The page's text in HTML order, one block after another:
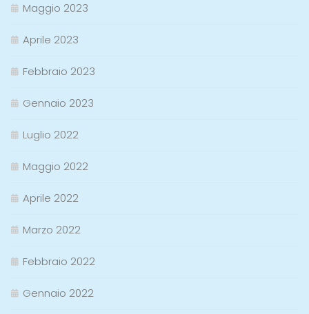
Maggio 2023
Aprile 2023
Febbraio 2023
Gennaio 2023
Luglio 2022
Maggio 2022
Aprile 2022
Marzo 2022
Febbraio 2022
Gennaio 2022